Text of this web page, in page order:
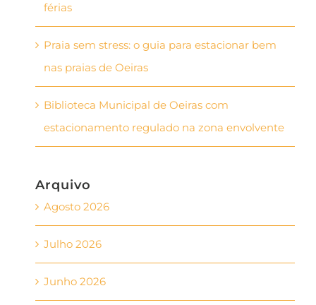
férias
Praia sem stress: o guia para estacionar bem
nas praias de Oeiras
Biblioteca Municipal de Oeiras com
estacionamento regulado na zona envolvente
Arquivo
Agosto 2026
Julho 2026
Junho 2026